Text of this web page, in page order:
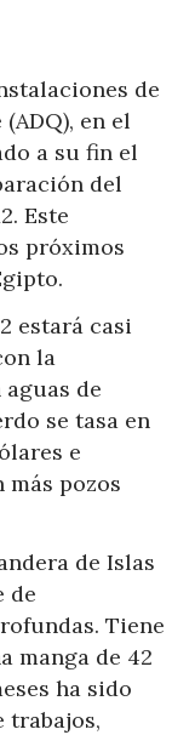
de
en el
a su fin el
del
Este
próximos
estará casi
la
de
se tasa en
e
pozos
de Islas
de
Tiene
manga de 42
ha sido
trabajos,